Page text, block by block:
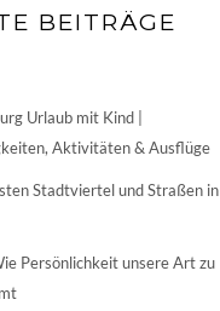
BEITRÄGE
Urlaub mit Kind |
Aktivitäten & Ausflüge
Stadtviertel und Straßen in
Persönlichkeit unsere Art zu